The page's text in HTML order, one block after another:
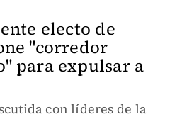
electo de
"corredor
para expulsar a
con líderes de la